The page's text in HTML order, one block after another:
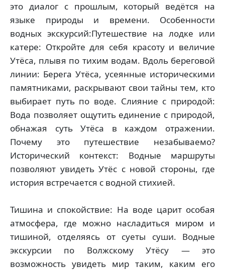
это диалог с прошлым, который ведётся на
языке природы и времени. Особенности
водных экскурсий:Путешествие на лодке или
катере: Откройте для себя красоту и величие
Утёса, плывя по тихим водам. Вдоль береговой
линии: Берега Утёса, усеянные историческими
памятниками, раскрывают свои тайны тем, кто
выбирает путь по воде. Слияние с природой:
Вода позволяет ощутить единение с природой,
обнажая суть Утёса в каждом отражении.
Почему это путешествие незабываемо?
Исторический контекст: Водные маршруты
позволяют увидеть Утёс с новой стороны, где
история встречается с водной стихией.
Тишина и спокойствие: На воде царит особая
атмосфера, где можно насладиться миром и
тишиной, отделяясь от суеты суши. Водные
экскурсии по Волжскому Утёсу — это
возможность увидеть мир таким, каким его